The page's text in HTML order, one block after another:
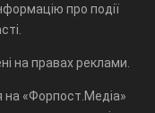
про події
на правах реклами.
на «Форпост.Медіа»